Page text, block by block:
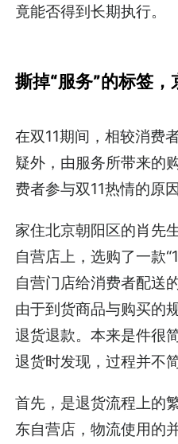
竟能否得到长期执行。
撕掉“服务”的标签，
在双11期间，相较消费
疑外，由服务所带来的
费者参与双11热情的原因
家住北京朝阳区的肖先
自营店上，选购了一款
自营门店给消费者配送
由于到货商品与购买的
退货退款。本来是件很
退货时发现，过程并不简
首先，是退货流程上的
东自营店，物流使用的